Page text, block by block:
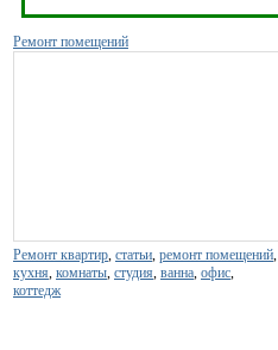
Ремонт помещений
Ремонт квартир, статьи, ремонт помещений,
кухня, комнаты, студия, ванна, офис,
коттедж